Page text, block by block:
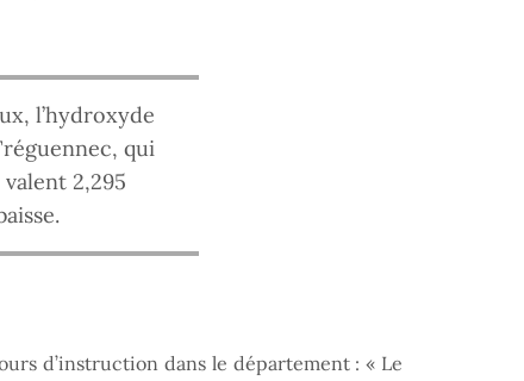
l’hydroxyde
qui
2,295
d’instruction dans le département : « Le